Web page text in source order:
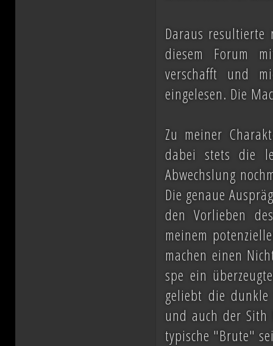
Eindruck einer erneuten
sichert sich Vesperum die
Vernichtung aller Dissidenten und
Düstere Zeiten ziehen auf.
Schlacht von Endor noch den
nun in weiter Ferne. Der Entscheid
fallen und niemand vermag auch
Planeten aussehen wird....
Daraus
diesem Forum
verschafft und
eingelesen. Die
Zu meiner
dabei stets die
Abwechslung
Die genaue
den Vorlieben
meinem
machen einen
spe ein
geliebt die
und auch der Sith
typische "Brute"